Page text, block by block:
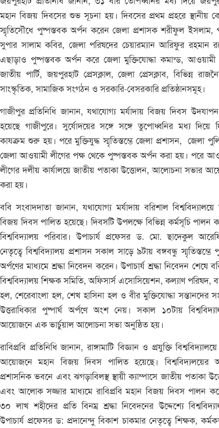
মহান বিজয় দিবসের শুভ সূচনা হয়। দিবসের প্রথম প্রহরে স্থানীয়
স্মৃতিসৌধে পুষ্পস্তবক অর্পন করেন জেলা প্রশাসক শরীফুল ইসলাম,
সুপার সালাম কবির, জেলা পরিষদের চেয়ারম্যান আরিফুর রহমান
এছাড়াও পুষ্পস্তবক অর্পন করে জেলা মুক্তিযোদ্ধা কমান্ড, আওয়ামী
জাতীয় পার্টি, জয়পুরহাট প্রেসক্লাল, জেলা প্রেসক্লাব, বিভিন্ন
সাংস্কৃতিক, সামাজিক সংগঠন ও সরকারি-বেসরকারি প্রতিষ্ঠানসমূহ।
গাজীপুর প্রতিনিধি জানান, যথাযোগ্য মর্যাদায় বিজয় দিবস
হয়েছে গাজীপুরে। সুর্যোদয়ের সঙ্গে সঙ্গে তুপোধ্বনির মধ্য দিয়ে
কাযক্রম শুরু হয়। পরে মুক্তিযুদ্ধ স্মৃতিস্তম্ভে জেলা প্রশাসন, জেলা
জেলা আওয়ামী লীগের পক্ষ থেকে পুষ্পস্তবক অর্পন করা হয়। পরে
লীগের দলীয় কার্যালয়ে জাতীয় পতাকা উত্তোলন, আলোচনা সভার
করা হয়।
ববি সংবাদদাতা জানান, যথাযোগ্য মর্যাদায় বরিশাল বিশ্ববিদ্যালয়ে
বিজয় দিবস পালিত হয়েছে। দিবসটি উপলক্ষে বিভিন্ন কর্মসূচি পালন
বিশ্ববিদ্যালয় পরিবার। উপাচার্য প্রফেসর ড. মো. ছাদেকুল
নেতৃত্বে বিশ্ববিদ্যালয় প্রশাসন সকাল সাড়ে ৯টায় বঙ্গবন্ধু স্মৃতিস্তম্ভে
অর্পণের মাধ্যমে শ্রদ্ধা নিবেদন করেন। উপাচার্য শ্রদ্ধা নিবেদন শেষে
বিশ্ববিদ্যালয় শিক্ষক সমিতি, অফিসার্স এসোসিয়েশন, কল্যাণ পরিষদ,
হল, শেরেবাংলা হল, শেখ হাসিনা হল ও বীর মুক্তিযোদ্ধা সন্তানদের
উত্তরাধিকার পুষ্পার্ঘ অর্পণে অংশ নেয়। সকাল ১০টায়
আয়োজনে এক ভার্চুয়াল আলোচনা সভা অনুষ্ঠিত হয়।
রাবিপ্রবি প্রতিনিধি জানান, রাঙ্গামাটি বিজ্ঞান ও প্রযুক্তি
আয়োজনে মহান বিজয় দিবস পালিত হয়েছে। বিশ্ববিদ্যলয়ের
প্রশাসনিক ভবনে এবং ঝগড়াবিলস্থ স্থায়ী ক্যাম্পাসে জাতীয় পতাকা
এবং আলোক সজ্জার মাধ্যমে রাবিপ্রবি মহান বিজয় দিবস পালন
৩০ লাখ শহীদের প্রতি বিনম্র শ্রদ্ধা নিবেদনের উদ্দেশ্যে
উপাচার্য প্রফেসর ড: প্রদানেন্দু বিকাশ চাকমার নেতৃত্বে শিক্ষক,